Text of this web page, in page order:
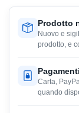
Prodotto
Nuovo e
prodotto, e
Carta,
quando